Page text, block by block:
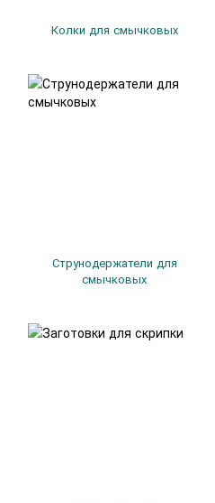
Колки для смычковых
Струнодержатели для
смычковых